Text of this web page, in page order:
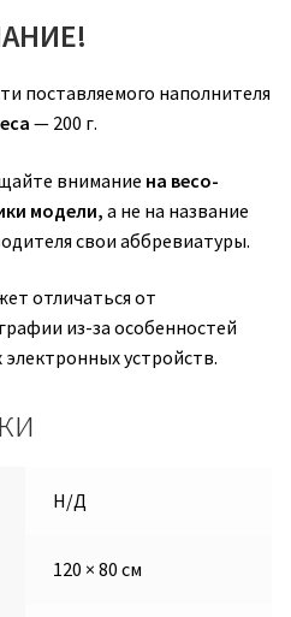
поставляемого наполнителя
— 200 г.
внимание на весо-
модели, а не на название
свои аббревиатуры.
отличаться от
из-за особенностей
устройств.
Н/Д
120 × 80 см